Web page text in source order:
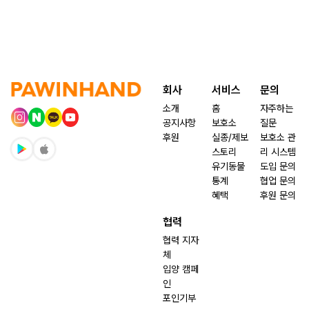
회사
소개
공지사항
후원
서비스
홈
보호소
실종/제보
스토리
유기동물
통계
혜택
문의
자주하는
질문
보호소 관
리 시스템
도입 문의
협업 문의
후원 문의
협력
협력 지자
체
입양 캠페
인
포인기부